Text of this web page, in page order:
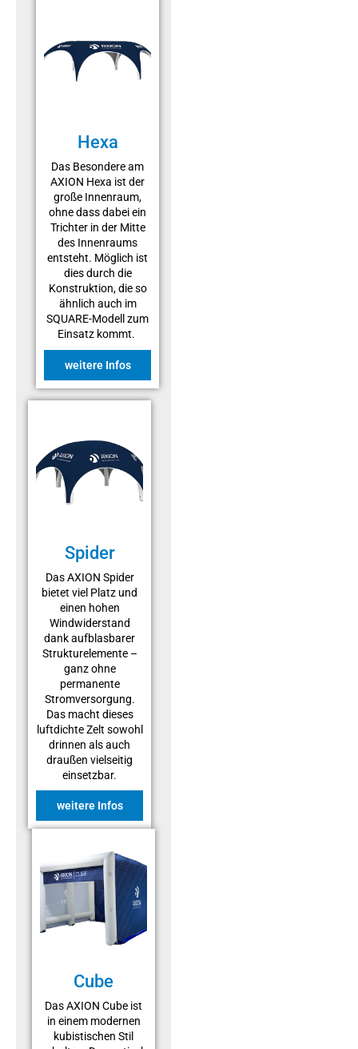
Hexa
Das Besondere am
AXION Hexa ist der
große Innenraum,
ohne dass dabei ein
Trichter in der Mitte
des Innenraums
entsteht. Möglich ist
dies durch die
Konstruktion, die so
ähnlich auch im
SQUARE-Modell zum
Einsatz kommt.
weitere Infos
Spider
Das AXION Spider
bietet viel Platz und
einen hohen
Windwiderstand
dank aufblasbarer
Strukturelemente –
ganz ohne
permanente
Stromversorgung.
Das macht dieses
luftdichte Zelt sowohl
drinnen als auch
draußen vielseitig
einsetzbar.
weitere Infos
Cube
Das AXION Cube ist
in einem modernen
kubistischen Stil